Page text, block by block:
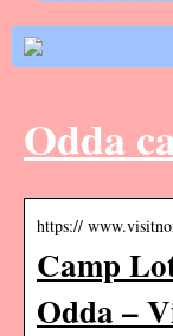
Odda
https://
Camp
Odda –